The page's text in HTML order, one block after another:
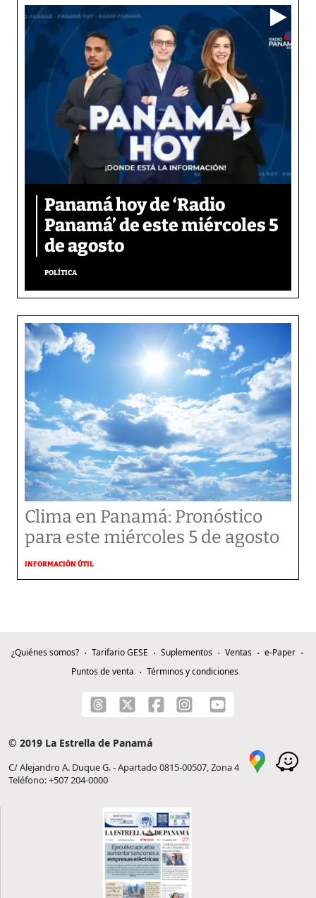
Panamá hoy de ‘Radio
Panamá’ de este miércoles 5
de agosto
POLÍTICA
Clima en Panamá: Pronóstico
para este miércoles 5 de agosto
INFORMACIÓN ÚTIL
¿Quiénes somos? Tarifario GESE Suplementos Ventas
e-Paper
Puntos de venta
Términos y condiciones
© 2019 La Estrella de Panamá
C/ Alejandro A. Duque G. - Apartado 0815-00507, Zona 4
Teléfono: +507 204-0000